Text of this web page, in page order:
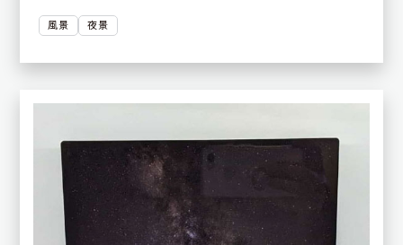
風景 夜景